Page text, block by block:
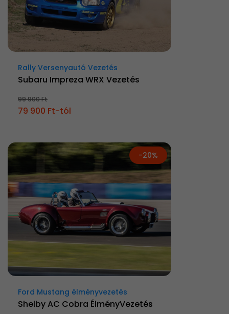
Rally Versenyautó Vezetés
Subaru Impreza WRX Vezetés
99 900 Ft
79 900 Ft-tól
-20%
Ford Mustang élményvezetés
Shelby AC Cobra ÉlményVezetés